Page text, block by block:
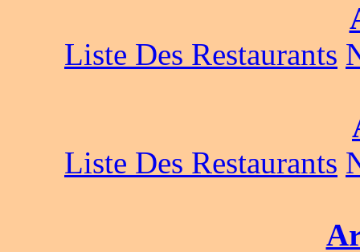
Liste Des Restaurants
Liste Des Restaurants